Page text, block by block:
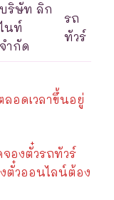
บริษัท ลิก
ไนท์
จำกัด
รถ
ทัวร์
อดเวลาขึ้นอยู่
จองตั๋วรถทัวร์
ตั๋วออนไลน์ต้อง